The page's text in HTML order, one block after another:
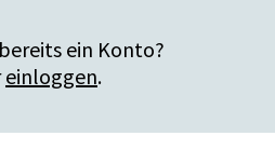
ein Konto?
einloggen.